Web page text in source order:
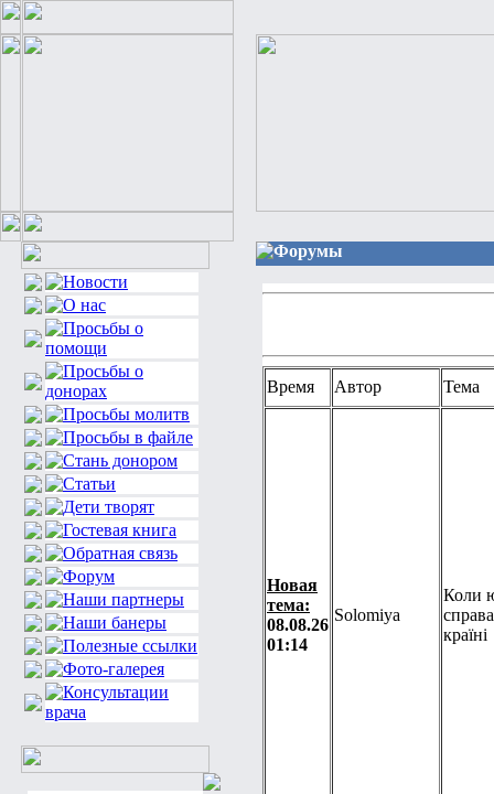
Форумы
Время Автор Тема
Новая
тема:
08.08.26
01:14
Solomiya
Коли
країні